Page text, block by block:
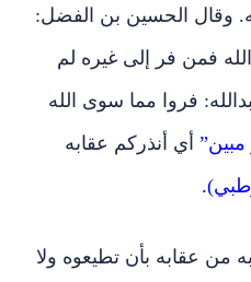
وقال الحسين بن الفضل:
فمن فر إلى غيره لم
فروا مما سوى الله
مبين” أي أنذركم عقابه
من عقابه بأن تطيعوه ولا